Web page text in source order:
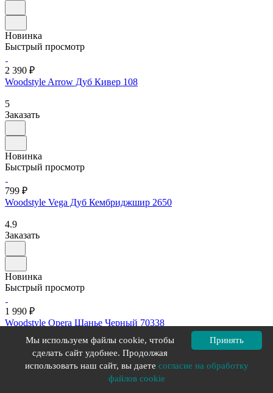
Новинка
Быстрый просмотр
2 390 ₽
Woodstyle Arrow Дуб Кивер 108
5
Заказать
Новинка
Быстрый просмотр
799 ₽
Woodstyle Vega Дуб Кембриджшир 2650
4.9
Заказать
Новинка
Быстрый просмотр
1 990 ₽
Woodstyle Opera Шанье Черный 70338
Заказать
Принять
Мы используем файлы cookie, чтобы
сделать сайт удобнее. Продолжая
использовать наш сайт, вы даете согласие на обработку
файлов cookie